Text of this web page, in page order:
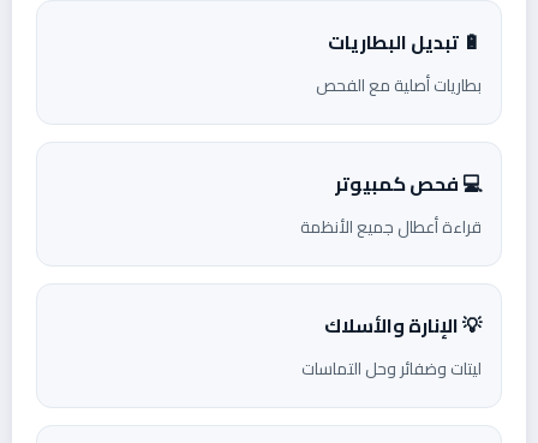
🔋 تبديل البطاريات
بطاريات أصلية مع الفحص
💻 فحص كمبيوتر
قراءة أعطال جميع الأنظمة
💡 الإنارة والأسلاك
ليتات وضفائر وحل التماسات